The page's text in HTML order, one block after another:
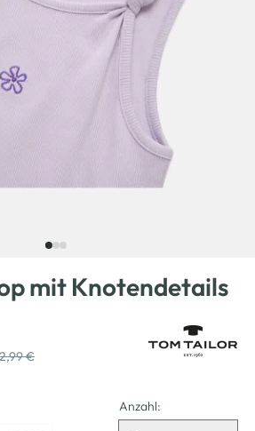
mit Knotendetails
€
Anzahl: